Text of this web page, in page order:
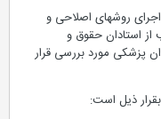
اجرای روشهای اصلاحی و
استادان حقوق و
مورد بررسی قرار
ذیل است: